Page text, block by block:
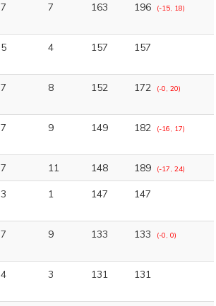
7 7 163 196 (-15, 18)
5 4 157 157
7 8 152 172 (-0, 20)
7 9 149 182 (-16, 17)
7 11 148 189 (-17, 24)
3 1 147 147
7 9 133 133 (-0, 0)
4 3 131 131